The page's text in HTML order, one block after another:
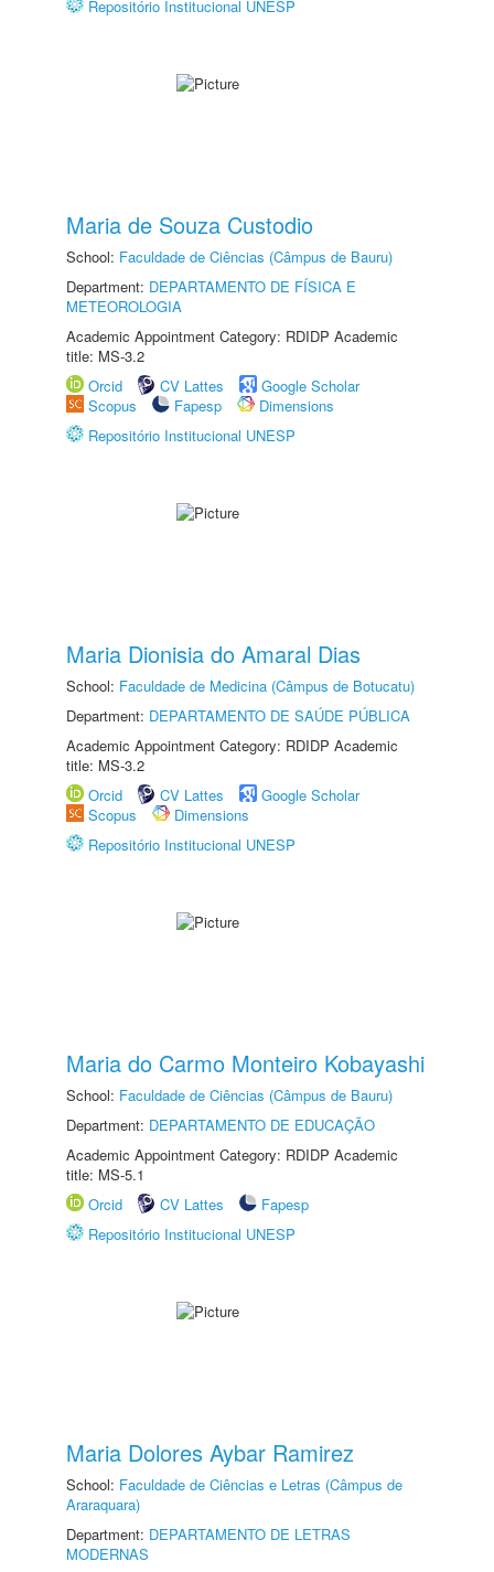
Repositório Institucional UNESP
Maria de Souza Custodio
School: Faculdade de Ciências (Câmpus de Bauru)
Department: DEPARTAMENTO DE FÍSICA E
METEOROLOGIA
Academic Appointment Category: RDIDP Academic
title: MS-3.2
Orcid
CV Lattes
Google Scholar
Scopus
Fapesp
Dimensions
Repositório Institucional UNESP
Maria Dionisia do Amaral Dias
School: Faculdade de Medicina (Câmpus de Botucatu)
Department: DEPARTAMENTO DE SAÚDE PÚBLICA
Academic Appointment Category: RDIDP Academic
title: MS-3.2
Orcid
CV Lattes
Google Scholar
Scopus
Dimensions
Repositório Institucional UNESP
Maria do Carmo Monteiro Kobayashi
School: Faculdade de Ciências (Câmpus de Bauru)
Department: DEPARTAMENTO DE EDUCAÇÃO
Academic Appointment Category: RDIDP Academic
title: MS-5.1
Orcid
CV Lattes
Fapesp
Repositório Institucional UNESP
Maria Dolores Aybar Ramirez
School: Faculdade de Ciências e Letras (Câmpus de
Araraquara)
Department: DEPARTAMENTO DE LETRAS
MODERNAS